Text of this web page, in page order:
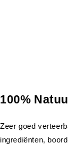
100%
Zeer goed
ingrediënten,